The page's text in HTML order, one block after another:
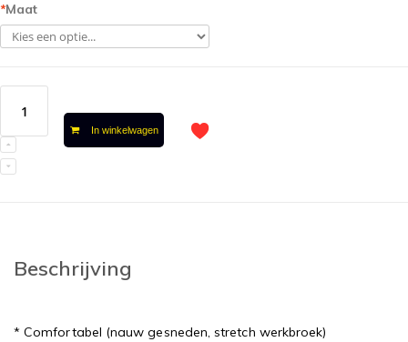
*Maat
In winkelwagen
Beschrijving
* Comfortabel (nauw gesneden, stretch werkbroek)